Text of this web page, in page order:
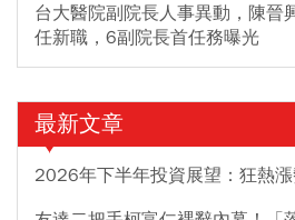
台大醫院副院長人事異動，陳晉
任新職，6副院長首任務曝光
最新文章
2026年下半年投資展望：狂熱